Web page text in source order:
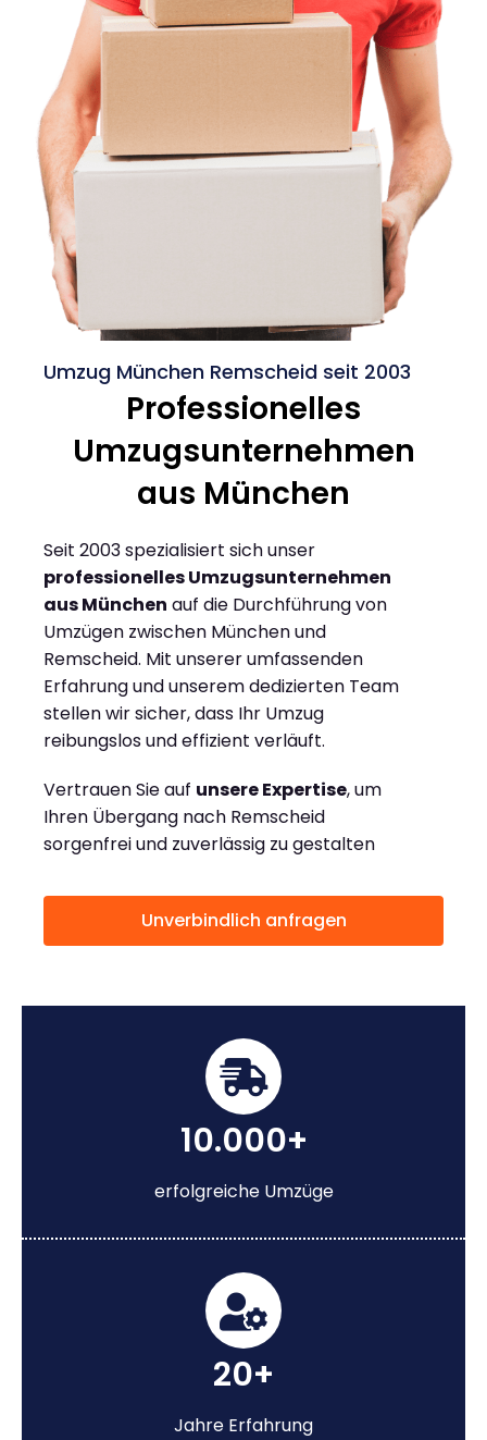
Umzug München Remscheid seit 2003
Professionelles
Umzugsunternehmen
aus München
Seit 2003 spezialisiert sich unser
professionelles Umzugsunternehmen
aus München auf die Durchführung von
Umzügen zwischen München und
Remscheid. Mit unserer umfassenden
Erfahrung und unserem dedizierten Team
stellen wir sicher, dass Ihr Umzug
reibungslos und effizient verläuft.
Vertrauen Sie auf unsere Expertise, um
Ihren Übergang nach Remscheid
sorgenfrei und zuverlässig zu gestalten
Unverbindlich anfragen
10.000+
erfolgreiche Umzüge
20+
Jahre Erfahrung